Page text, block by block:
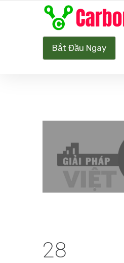
HÀNH TRÌNH NET ZERO
Bắt Đầu Ngay
28